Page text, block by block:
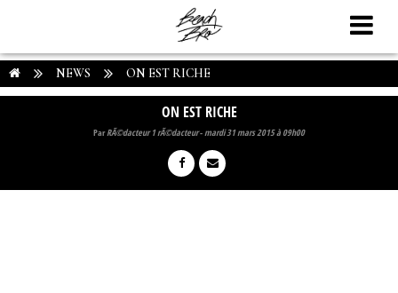
NEWS ON EST RICHE
ON EST RICHE
ParRÃ©dacteur 1 rÃ©dacteur-mardi 31 mars 2015 à 09h00